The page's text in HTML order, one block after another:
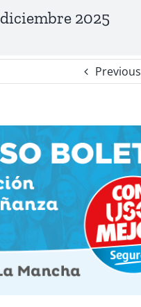
diciembre 2025
Previous